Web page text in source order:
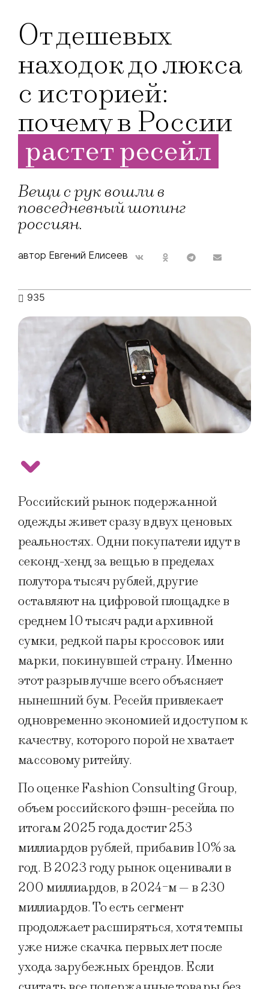
От дешевых
находок до люкса
с историей:
почему в России
растет ресейл
Вещи с рук вошли в
повседневный шопинг
россиян.
автор Евгений Елисеев
935
Российский рынок подержанной
одежды живет сразу в двух ценовых
реальностях. Одни покупатели идут в
секонд-хенд за вещью в пределах
полутора тысяч рублей, другие
оставляют на цифровой площадке в
среднем 10 тысяч ради архивной
сумки, редкой пары кроссовок или
марки, покинувшей страну. Именно
этот разрыв лучше всего объясняет
нынешний бум. Ресейл привлекает
одновременно экономией и доступом к
качеству, которого порой не хватает
массовому ритейлу.
По оценке Fashion Consulting Group,
объем российского фэшн-ресейла по
итогам 2025 года достиг 253
миллиардов рублей, прибавив 10% за
год. В 2023 году рынок оценивали в
200 миллиардов, в 2024-м — в 230
миллиардов. То есть сегмент
продолжает расширяться, хотя темпы
уже ниже скачка первых лет после
ухода зарубежных брендов. Если